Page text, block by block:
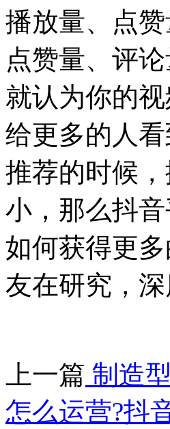
播放量、点
点赞量、评
就认为你的
给更多的人
推荐的时候
小，那么抖
如何获得更
友在研究，
上一篇 制造
怎么运营?抖